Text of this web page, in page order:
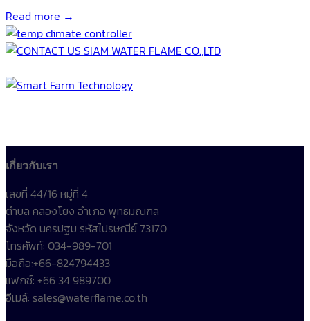
Read more →
เกี่ยวกับเรา
เลขที่ 44/16 หมู่ที่ 4
ตำบล คลองโยง อำเภอ พุทธมณฑล
จังหวัด นครปฐม รหัสไปรษณีย์ 73170
โทรศัพท์: 034-989-701
มือถือ:+66-824794433
แฟกซ์: +66 34 989700
อีเมล์: sales@waterflame.co.th